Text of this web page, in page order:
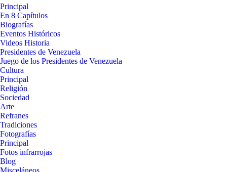
Principal
En 8 Capítulos
Biografías
Eventos Históricos
Videos Historia
Presidentes de Venezuela
Juego de los Presidentes de Venezuela
Cultura
Principal
Religión
Sociedad
Arte
Refranes
Tradiciones
Fotografías
Principal
Fotos infrarrojas
Blog
Misceláneos